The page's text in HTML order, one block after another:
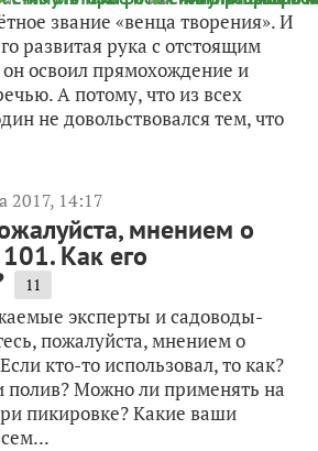
звание «венца творения». И
развитая рука с отстоящим
освоил прямохождение и
А потому, что из всех
не довольствовался тем, что
2017, 14:17
мнением о
Как его
11
эксперты и садоводы-
пожалуйста, мнением о
кто-то использовал, то как?
Можно ли применять на
пикировке? Какие ваши